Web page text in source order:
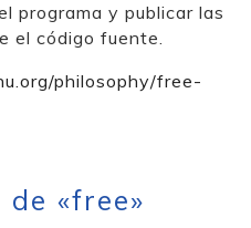
programa y publicar las
el código fuente.
philosophy/free-
«free»